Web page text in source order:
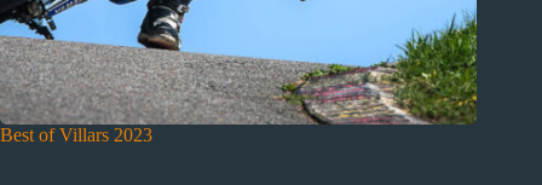
Best of Villars 2023